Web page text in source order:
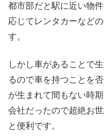
都市部だと駅に近い物
応じてレンタカーなど
す。
しかし車があることで
るので車を持つことを
が生まれて間もない時
会社だったので超絶お
と便利です。